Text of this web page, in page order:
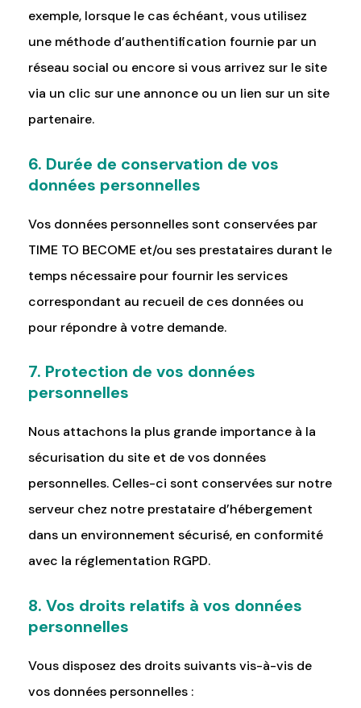
exemple, lorsque le cas échéant, vous utilisez
une méthode d’authentification fournie par un
réseau social ou encore si vous arrivez sur le site
via un clic sur une annonce ou un lien sur un site
partenaire.
6. Durée de conservation de vos
données personnelles
Vos données personnelles sont conservées par
TIME TO BECOME et/ou ses prestataires durant le
temps nécessaire pour fournir les services
correspondant au recueil de ces données ou
pour répondre à votre demande.
7. Protection de vos données
personnelles
Nous attachons la plus grande importance à la
sécurisation du site et de vos données
personnelles. Celles-ci sont conservées sur notre
serveur chez notre prestataire d’hébergement
dans un environnement sécurisé, en conformité
avec la réglementation RGPD.
8. Vos droits relatifs à vos données
personnelles
Vous disposez des droits suivants vis-à-vis de
vos données personnelles :